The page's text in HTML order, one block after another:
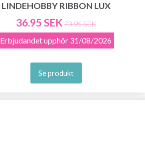
LINDEHOBBY RIBBON LUX
36.95 SEK 73.95 SEK
Erbjudandet upphör 31/08/2026
Se produkt